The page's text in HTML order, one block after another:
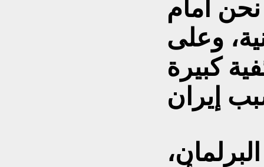
أمام
وعلى
كبيرة